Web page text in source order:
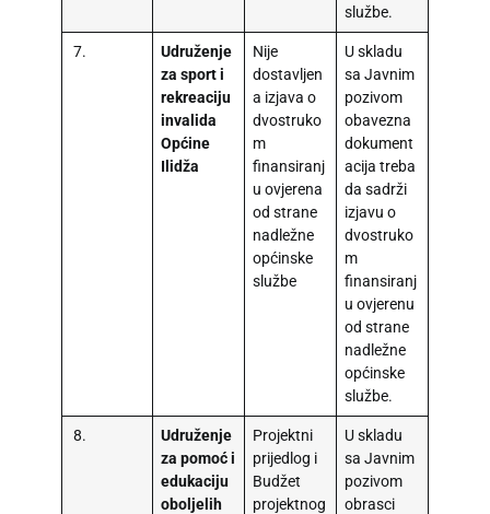
službe.
7.
Udruženje
za sport i
rekreaciju
invalida
Općine
Ilidža
Nije
dostavljen
a izjava o
dvostruko
m
finansiranj
u ovjerena
od strane
nadležne
općinske
službe
U skladu
sa Javnim
pozivom
obavezna
dokument
acija treba
da sadrži
izjavu o
dvostruko
m
finansiranj
u ovjerenu
od strane
nadležne
općinske
službe.
8.
Udruženje
za pomoć i
edukaciju
oboljelih
Projektni
prijedlog i
Budžet
projektnog
U skladu
sa Javnim
pozivom
obrasci